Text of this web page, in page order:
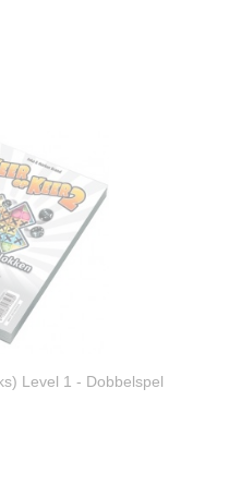
Level 1 - Dobbelspel